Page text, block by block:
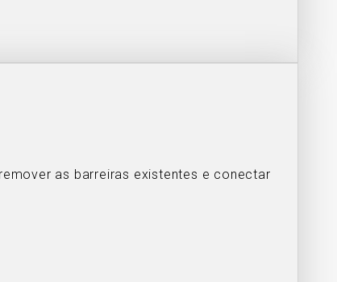
as barreiras existentes e conectar